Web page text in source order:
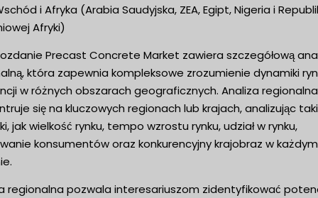
i Afryka (Arabia Saudyjska, ZEA, Egipt, Nigeria i
Afryki)
Precast Concrete Market zawiera szczegółową
która zapewnia kompleksowe zrozumienie dynamiki
w różnych obszarach geograficznych. Analiza regionalna
się na kluczowych regionach lub krajach, analizując
jak wielkość rynku, tempo wzrostu rynku, udział w rynku,
konsumentów oraz konkurencyjny krajobraz w każdym
regionalna pozwala interesariuszom zidentyfikować